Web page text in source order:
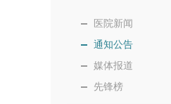
医院新闻
通知公告
媒体报道
先锋榜